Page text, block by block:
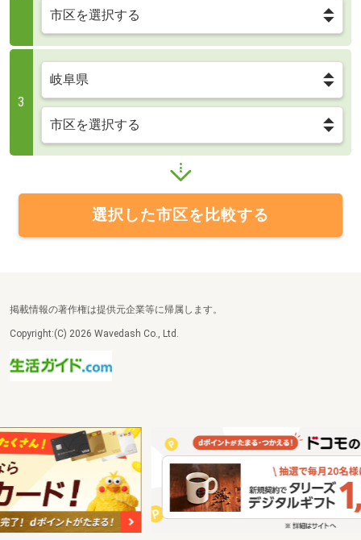
3
選択した市区を比較する
掲載情報の著作権は提供元企業等に帰属します。
Copyright:(C) 2026 Wavedash Co., Ltd.